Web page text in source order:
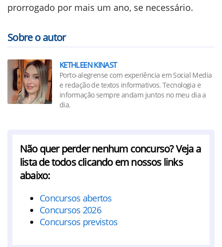
prorrogado por mais um ano, se necessário.
Sobre o autor
KETHLEEN KINAST
Porto-alegrense com experiência em Social Media
e redação de textos informativos. Tecnologia e
informação sempre andam juntos no meu dia a
dia.
Não quer perder nenhum concurso? Veja a
lista de todos clicando em nossos links
abaixo:
Concursos abertos
Concursos 2026
Concursos previstos